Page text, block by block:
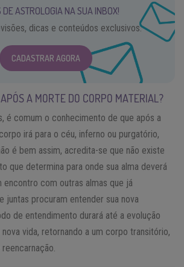
DE ASTROLOGIA NA SUA INBOX!
dicas e conteúdos exclusivos.
CADASTRAR AGORA
A MORTE DO CORPO MATERIAL?
é comum o conhecimento de que após a
irá para o céu, inferno ou purgatório,
é bem assim, acredita-se que não existe
que determina para onde sua alma deverá
encontro com outras almas que já
juntas procuram entender sua nova
de entendimento durará até a evolução
vida, retornando a um corpo transitório,